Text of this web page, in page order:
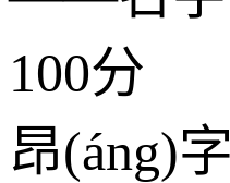
100分
昂(áng)